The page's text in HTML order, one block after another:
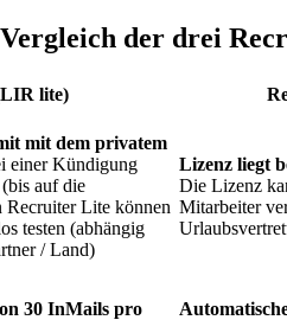
der drei
lite)
mit dem privatem
einer Kündigung
auf die
Lite können
testen (abhängig
/ Land)
Lizenz liegt
Die Lizenz
Mitarbeiter
30 InMails pro